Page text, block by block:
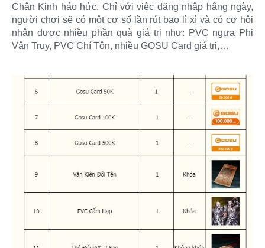
Chân Kinh háo hức. Chỉ với việc đăng nhập hằng ngày,
người chơi sẽ có một cơ số lần rút bao lì xì và có cơ hội
nhận được nhiều phần quà giá trị như: PVC ngựa Phi
Vân Truy, PVC Chí Tôn, nhiều GOSU Card giá trị,…